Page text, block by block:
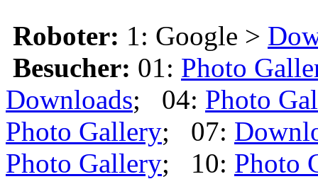
Roboter: 1: Google >
Besucher: 01: Photo
Downloads; 04: Photo
Photo Gallery; 07:
Photo Gallery; 10: Photo